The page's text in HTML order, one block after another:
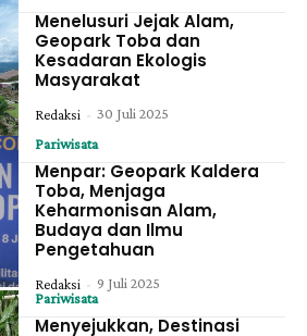
Menelusuri Jejak Alam,
Geopark Toba dan
Kesadaran Ekologis
Masyarakat
Redaksi - 30 Juli 2025
Pariwisata
Menpar: Geopark Kaldera
Toba, Menjaga
Keharmonisan Alam,
Budaya dan Ilmu
Pengetahuan
Redaksi - 9 Juli 2025
Pariwisata
Menyejukkan, Destinasi